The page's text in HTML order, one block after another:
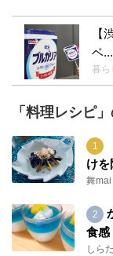
さにカ
だよね
クリ=͟͟͞͞(
イスし
ニクロ
油揚げ
方が美
そして
ら絶対
我が家
求され
【
ベ...
暮ら
「料理レシピ
けを
舞mai
食感
しら